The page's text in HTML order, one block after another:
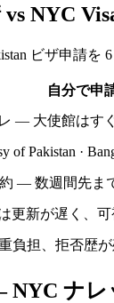
NYC
ビザ申請を 6
自分で申
— 大使館はす
of Pakistan ·
— 数週間先ま
更新が遅く、
負担、拒否歴が
NYC ナレ